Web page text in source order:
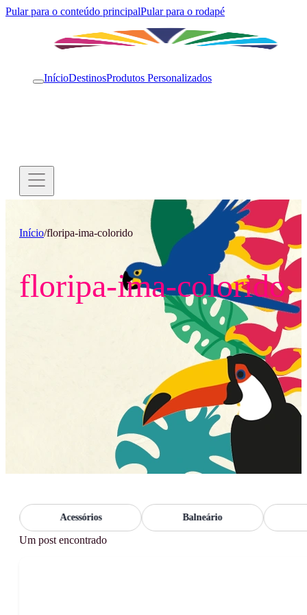
Pular para o conteúdo principalPular para o rodapé
InícioDestinosProdutos Personalizados
Início/floripa-ima-colorido
floripa-ima-colorido
Acessórios Balneário
Um post encontrado